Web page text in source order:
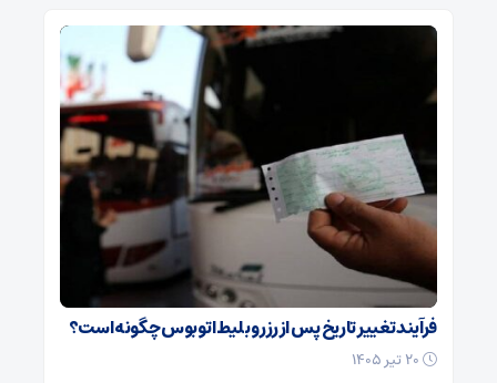
فرآیند تغییر تاریخ پس از رزرو بلیط اتوبوس چگونه است؟